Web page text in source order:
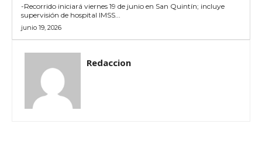
-Recorrido iniciará viernes 19 de junio en San Quintín; incluye
supervisión de hospital IMSS...
junio 19, 2026
Redaccion